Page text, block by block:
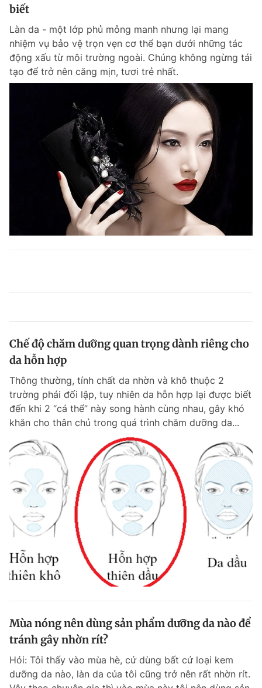
biết
Làn da - một lớp phủ mỏng manh nhưng lại mang
nhiệm vụ bảo vệ trọn vẹn cơ thể bạn dưới những tác
động xấu từ môi trường ngoài. Chúng không ngừng tái
tạo để trở nên căng mịn, tươi trẻ nhất.
Chế độ chăm dưỡng quan trọng dành riêng cho
da hỗn hợp
Thông thường, tính chất da nhờn và khô thuộc 2
trường phái đối lập, tuy nhiên da hỗn hợp lại được biết
đến khi 2 “cá thể” này song hành cùng nhau, gây khó
khăn cho thân chủ trong quá trình chăm dưỡng da...
Mùa nóng nên dùng sản phẩm dưỡng da nào để
tránh gây nhờn rít?
Hỏi: Tôi thấy vào mùa hè, cứ dùng bất cứ loại kem
dưỡng da nào, làn da của tôi cũng trở nên rất nhờn rít.